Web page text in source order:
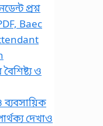
প্রশ্ন
Baec
ও
ব্যবসায়িক
দেখাও